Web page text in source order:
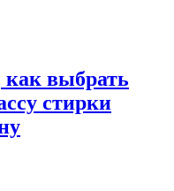
как выбрать
стирки